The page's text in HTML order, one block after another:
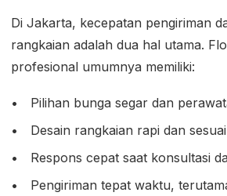
Di Jakarta, kecepatan pengiriman
rangkaian adalah dua hal utama.
profesional umumnya memiliki:
Pilihan bunga segar dan
Desain rangkaian rapi dan
Respons cepat saat konsultasi
Pengiriman tepat waktu,